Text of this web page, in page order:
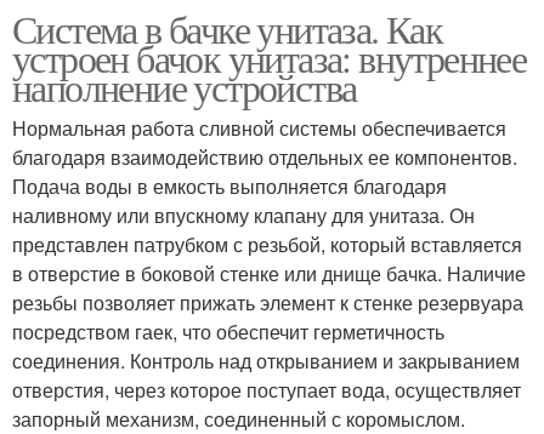
Система в бачке унитаза. Как
устроен бачок унитаза: внутреннее
наполнение устройства
Нормальная работа сливной системы обеспечивается
благодаря взаимодействию отдельных ее компонентов.
Подача воды в емкость выполняется благодаря
наливному или впускному клапану для унитаза. Он
представлен патрубком с резьбой, который вставляется
в отверстие в боковой стенке или днище бачка. Наличие
резьбы позволяет прижать элемент к стенке резервуара
посредством гаек, что обеспечит герметичность
соединения. Контроль над открыванием и закрыванием
отверстия, через которое поступает вода, осуществляет
запорный механизм, соединенный с коромыслом.